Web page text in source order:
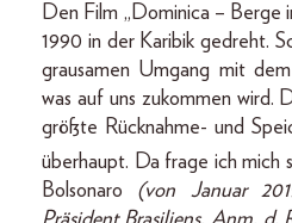
Den Film „Dominica – Berge
1990 in der Karibik gedreht.
grausamen Umgang mit
was auf uns zukommen wird.
größte Rücknahme- und
überhaupt. Da frage ich mich
Bolsonaro (von Januar